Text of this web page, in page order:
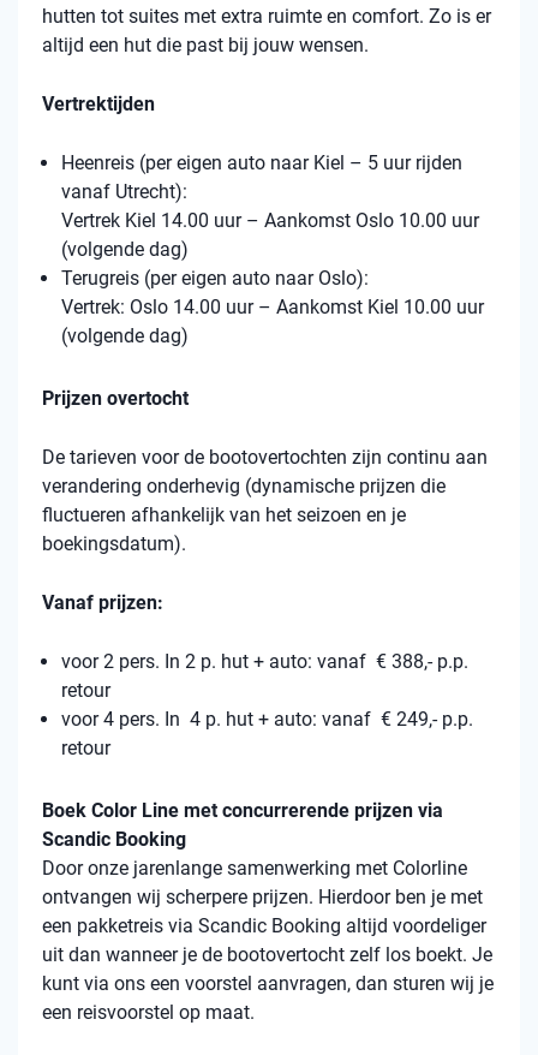
hutten tot suites met extra ruimte en comfort. Zo is er
altijd een hut die past bij jouw wensen.
Vertrektijden
Heenreis (per eigen auto naar Kiel – 5 uur rijden
vanaf Utrecht):
Vertrek Kiel 14.00 uur – Aankomst Oslo 10.00 uur
(volgende dag)
Terugreis (per eigen auto naar Oslo):
Vertrek: Oslo 14.00 uur – Aankomst Kiel 10.00 uur
(volgende dag)
Prijzen overtocht
De tarieven voor de bootovertochten zijn continu aan
verandering onderhevig (dynamische prijzen die
fluctueren afhankelijk van het seizoen en je
boekingsdatum).
Vanaf prijzen:
voor 2 pers. In 2 p. hut + auto: vanaf € 388,- p.p.
retour
voor 4 pers. In 4 p. hut + auto: vanaf € 249,- p.p.
retour
Boek Color Line met concurrerende prijzen via
Scandic Booking
Door onze jarenlange samenwerking met Colorline
ontvangen wij scherpere prijzen. Hierdoor ben je met
een pakketreis via Scandic Booking altijd voordeliger
uit dan wanneer je de bootovertocht zelf los boekt. Je
kunt via ons een voorstel aanvragen, dan sturen wij je
een reisvoorstel op maat.